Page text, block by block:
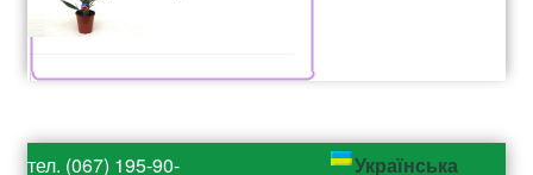
тел. (067) 195-90- Українська